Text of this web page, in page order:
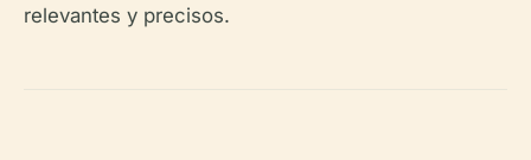
relevantes y precisos.